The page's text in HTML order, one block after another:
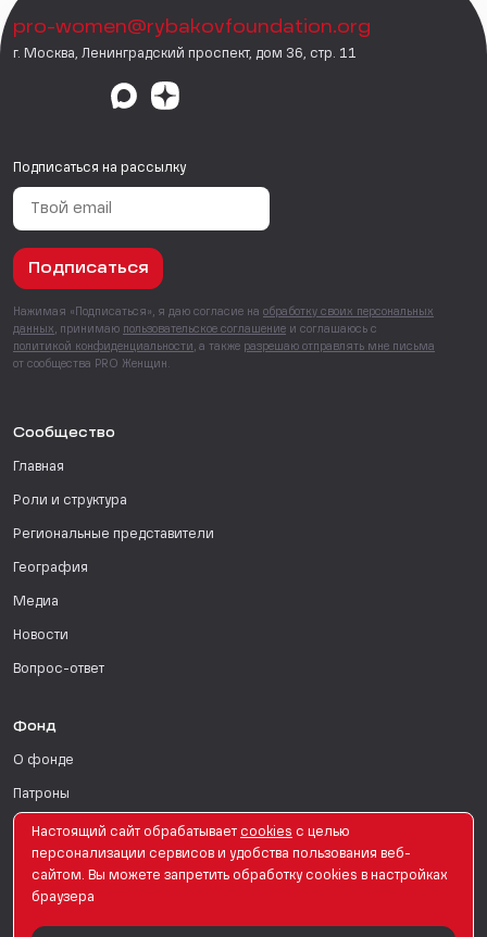
pro-women@rybakovfoundation.org
г. Москва, Ленинградский проспект, дом 36, стр. 11
Подписаться на рассылку
Подписаться
Нажимая «Подписаться», я даю согласие на обработку своих персональных
данных , принимаю пользовательское соглашение и соглашаюсь с
политикой конфиденциальности , а также разрешаю отправлять мне письма
от сообщества PRO Женщин.
Сообщество
Главная
Роли и структура
Региональные представители
География
Медиа
Новости
Вопрос-ответ
Фонд
О фонде
Патроны
Поддержать
Для СМИ
Настоящий сайт обрабатывает сookies с целью
персонализации сервисов и удобства пользования веб-
сайтом. Вы можете запретить обработку сookies в настройках
браузера